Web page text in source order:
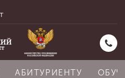
АБИТУРИЕНТУ